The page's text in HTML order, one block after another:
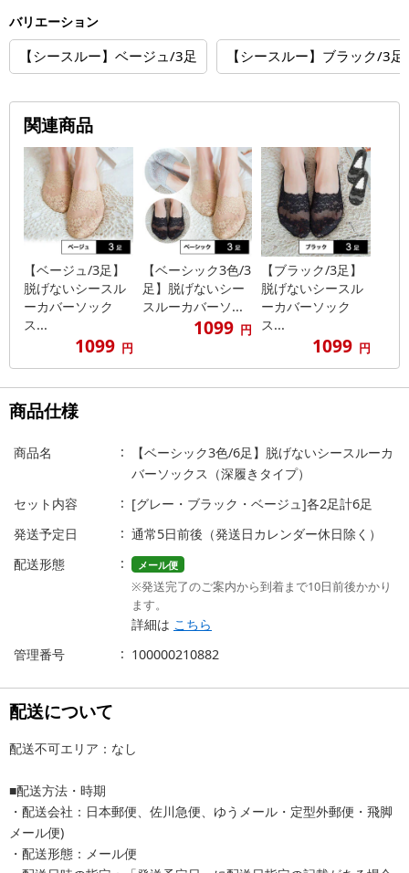
バリエーション
【シースルー】ベージュ/3足 【シースルー】ブラック/3足
関連商品
【ベージュ/3足】
脱げないシースル
ーカバーソック
ス...
1099 円
【ベーシック3色/3
足】脱げないシー
スルーカバーソ...
1099 円
【ブラック/3足】
脱げないシースル
ーカバーソック
ス...
1099 円
商品仕様
商品名
【ベーシック3色/6足】脱げないシースルーカ
バーソックス（深履きタイプ）
セット内容
[グレー・ブラック・ベージュ]各2足計6足
発送予定日
通常5日前後（発送日カレンダー休日除く）
配送形態
メール便
※発送完了のご案内から到着まで10日前後かかり
ます。
詳細は こちら
管理番号
100000210882
配送について
配送不可エリア：なし
■配送方法・時期
・配送会社：日本郵便、佐川急便、ゆうメール・定型外郵便・飛脚
メール便)
・配送形態：メール便